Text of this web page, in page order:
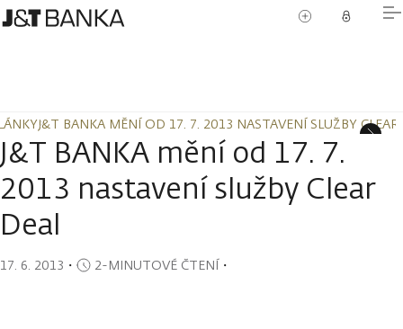
J&T BANKA MĚNÍ OD 17. 7. 2013 NASTAVENÍ SLUŽBY CLEAR
J&T BANKA MĚNÍ OD 17. 7. 2013 NASTAVENÍ SLUŽBY CLEAR
J&T BANKA mění od 17. 7.
2013 nastavení služby Clear
Deal
17. 6. 2013 ・ 2-MINUTOVÉ ČTENÍ・